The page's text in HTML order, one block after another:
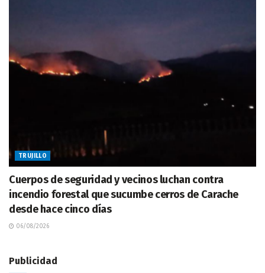
TRUJILLO
Cuerpos de seguridad y vecinos luchan contra
incendio forestal que sucumbe cerros de Carache
desde hace cinco días
06/08/2026
Publicidad